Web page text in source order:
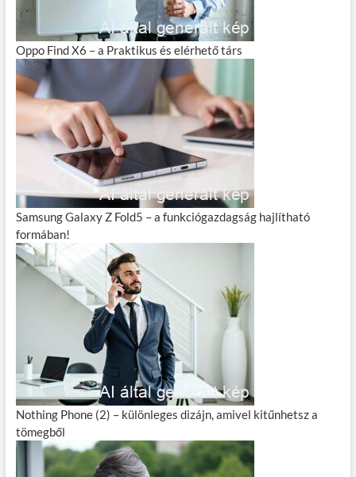
Oppo Find X6 – a Praktikus és elérhető társ
Samsung Galaxy Z Fold5 – a funkciógazdagság hajlítható
formában!
Nothing Phone (2) – különleges dizájn, amivel kitűnhetsz a
tömegből